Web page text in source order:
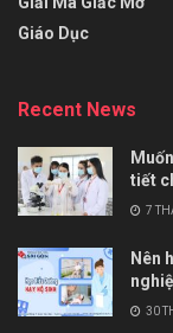
Giáo Dục
Recent News
tiết
7
Nên
30